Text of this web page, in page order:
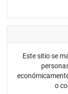
Este sitio se
o